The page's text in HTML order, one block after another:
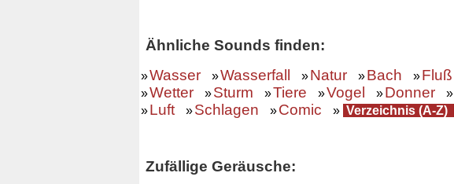
Ähnliche Sounds finden:
»Wasser »Wasserfall »Natur »Bach »Fluß
»Wetter »Sturm »Tiere »Vogel »Donner »
»Luft »Schlagen »Comic » Verzeichnis (A-Z)
Zufällige Geräusche: